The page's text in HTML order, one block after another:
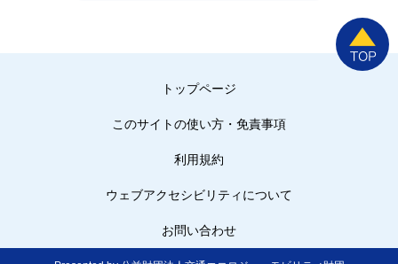
トップページ
このサイトの使い方・免責事項
利用規約
ウェブアクセシビリティについて
お問い合わせ